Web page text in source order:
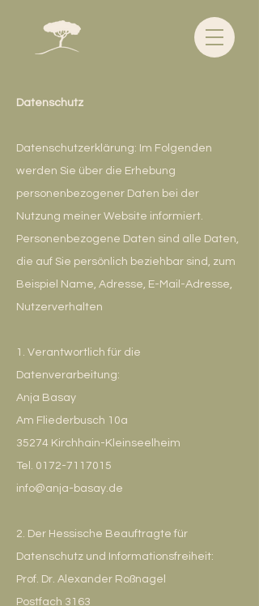
Datenschutz
Datenschutzerklärung: Im Folgenden
werden Sie über die Erhebung
personenbezogener Daten bei der
Nutzung meiner Website informiert.
Personenbezogene Daten sind alle Daten,
die auf Sie persönlich beziehbar sind, zum
Beispiel Name, Adresse, E-Mail-Adresse,
Nutzerverhalten
1. Verantwortlich für die
Datenverarbeitung:
Anja Basay
Am Fliederbusch 10a
35274 Kirchhain-Kleinseelheim
Tel. 0172-7117015
info@anja-basay.de
2. Der Hessische Beauftragte für
Datenschutz und Informationsfreiheit:
Prof. Dr. Alexander Roßnagel
Postfach 3163